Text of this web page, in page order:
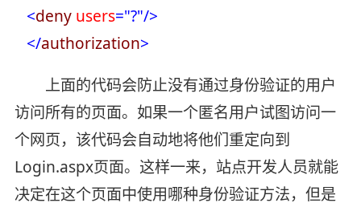
<deny users="?"/>
</authorization>
上面的代码会防止没有通过身份验证的用户
访问所有的页面。如果一个匿名用户试图访问一
个网页，该代码会自动地将他们重定向到
Login.aspx页面。这样一来，站点开发人员就能
决定在这个页面中使用哪种身份验证方法，但是